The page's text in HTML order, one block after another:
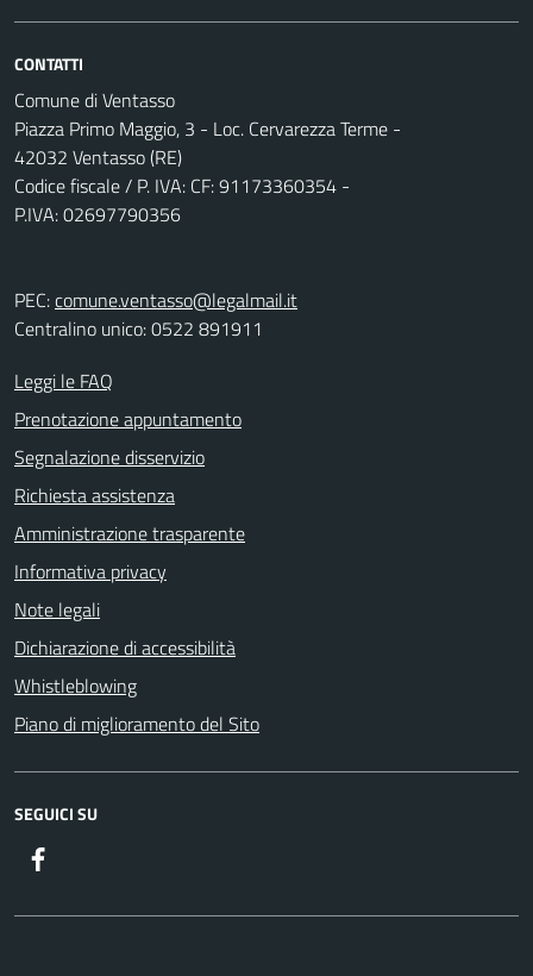
CONTATTI
Comune di Ventasso
Piazza Primo Maggio, 3 - Loc. Cervarezza Terme -
42032 Ventasso (RE)
Codice fiscale / P. IVA: CF: 91173360354 -
P.IVA: 02697790356
PEC:comune.ventasso@legalmail.it
Centralino unico: 0522 891911
Leggi le FAQ
Prenotazione appuntamento
Segnalazione disservizio
Richiesta assistenza
Amministrazione trasparente
Informativa privacy
Note legali
Dichiarazione di accessibilità
Whistleblowing
Piano di miglioramento del Sito
SEGUICI SU